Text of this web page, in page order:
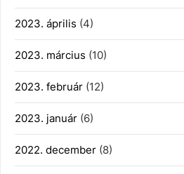
2023. április (4)
2023. március (10)
2023. február (12)
2023. január (6)
2022. december (8)